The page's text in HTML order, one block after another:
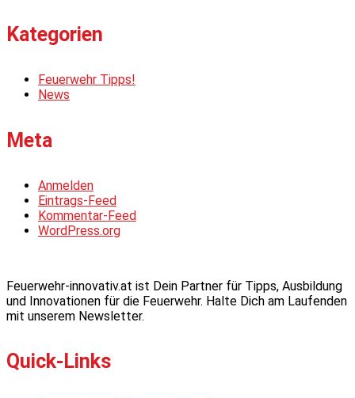
Kategorien
Feuerwehr Tipps!
News
Meta
Anmelden
Eintrags-Feed
Kommentar-Feed
WordPress.org
Feuerwehr-innovativ.at ist Dein Partner für Tipps, Ausbildung
und Innovationen für die Feuerwehr. Halte Dich am Laufenden
mit unserem Newsletter.
Quick-Links